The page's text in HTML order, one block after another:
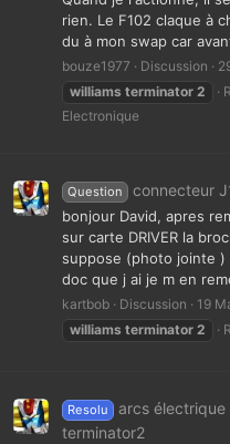
rien. Le F102 claque à
du à mon swap car
bouze1977 Discussion
williams terminator 2
Electronique
Question connecteur
bonjour David, apres
sur carte DRIVER la
suppose (photo jointe )
doc que j ai je m en
kartbob Discussion 19
williams terminator 2
Resolu
arcs
terminator2